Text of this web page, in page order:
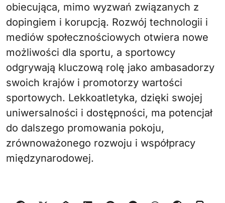
obiecująca, mimo wyzwań związanych z
dopingiem i korupcją. Rozwój technologii i
mediów społecznościowych otwiera nowe
możliwości dla sportu, a sportowcy
odgrywają kluczową rolę jako ambasadorzy
swoich krajów i promotorzy wartości
sportowych. Lekkoatletyka, dzięki swojej
uniwersalności i dostępności, ma potencjał
do dalszego promowania pokoju,
zrównoważonego rozwoju i współpracy
międzynarodowej.